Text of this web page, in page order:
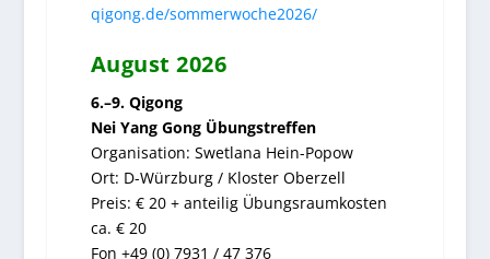
qigong.de/sommerwoche2026/
August 2026
6.–9. Qigong
Nei Yang Gong Übungstreffen
Organisation: Swetlana Hein-Popow
Ort: D-Würzburg / Kloster Oberzell
Preis: € 20 + anteilig Übungsraumkosten
ca. € 20
Fon +49 (0) 7931 / 47 376